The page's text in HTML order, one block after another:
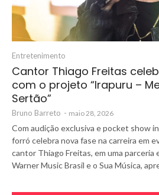
Entretenimento
Cantor Thiago Freitas
com o projeto “Irapuru –
Sertão”
Bruno Barreto - maio 28, 2026
Com audição exclusiva e pocket show
forró celebra nova fase na carreira em
cantor Thiago Freitas, em uma
Warner Music Brasil e o Sua Música,